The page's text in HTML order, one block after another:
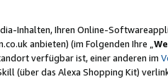
Inhalten, Ihren Online-
anbieten) (im Folgenden Ihre „
verfügbar ist, einer anderen im
(über das Alexa Shopping Kit)